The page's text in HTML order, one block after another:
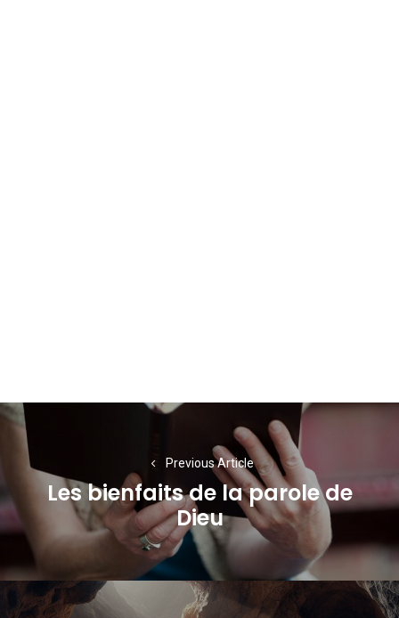
Navigation
de
l’article
Previous Article
Previous
post:
Les bienfaits de la parole de
Dieu